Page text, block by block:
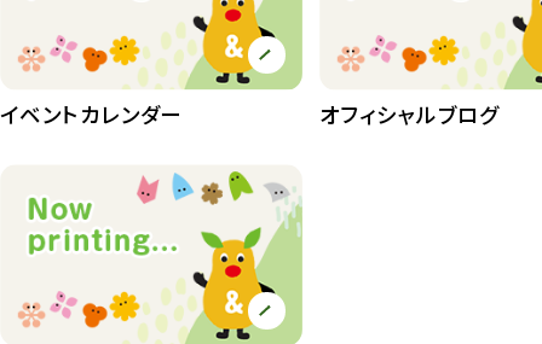
イベントカレンダー オフィシャルブログ